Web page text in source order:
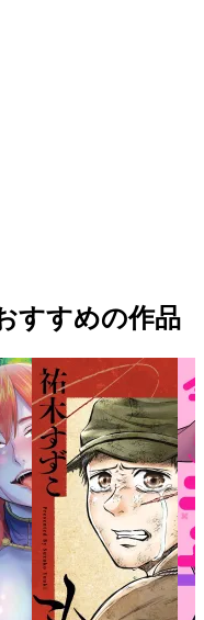
すすめの作品